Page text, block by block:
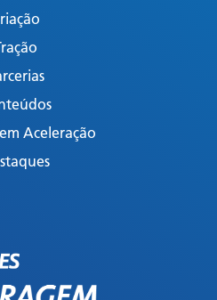
Aceleração